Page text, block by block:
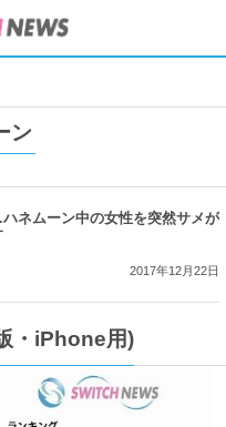
ン
ネムーン中の女性を突然サメが
2017年12月22日
・iPhone用)